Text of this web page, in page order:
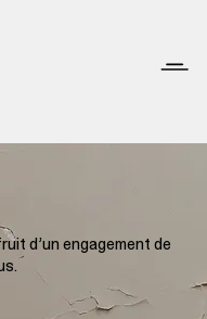
d’un engagement de